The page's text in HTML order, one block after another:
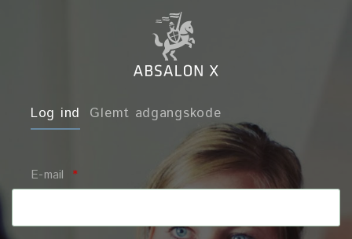
Log ind Glemt adgangskode
E-mail *